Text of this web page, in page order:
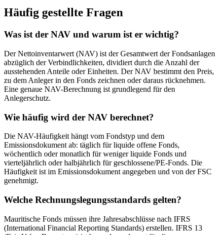
Häufig gestellte Fragen
Was ist der NAV und warum ist er wichtig?
Der Nettoinventarwert (NAV) ist der Gesamtwert der Fondsanlagen
abzüglich der Verbindlichkeiten, dividiert durch die Anzahl der
ausstehenden Anteile oder Einheiten. Der NAV bestimmt den Preis,
zu dem Anleger in den Fonds zeichnen oder daraus rücknehmen.
Eine genaue NAV-Berechnung ist grundlegend für den
Anlegerschutz.
Wie häufig wird der NAV berechnet?
Die NAV-Häufigkeit hängt vom Fondstyp und dem
Emissionsdokument ab: täglich für liquide offene Fonds,
wöchentlich oder monatlich für weniger liquide Fonds und
vierteljährlich oder halbjährlich für geschlossene/PE-Fonds. Die
Häufigkeit ist im Emissionsdokument angegeben und von der FSC
genehmigt.
Welche Rechnungslegungsstandards gelten?
Mauritische Fonds müssen ihre Jahresabschlüsse nach IFRS
(International Financial Reporting Standards) erstellen. IFRS 13